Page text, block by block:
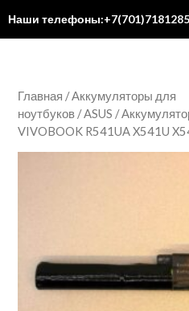
Наши
Главная /Аккумуляторы для
ноутбуков /ASUS /
VIVOBOOK R541UA X541U